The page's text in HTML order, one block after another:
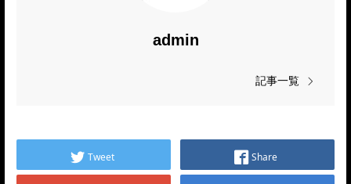
admin
記事一覧
Tweet Share